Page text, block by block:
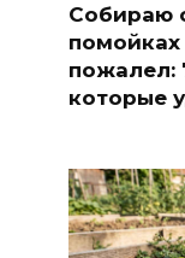
Собираю
пожалел:
которые